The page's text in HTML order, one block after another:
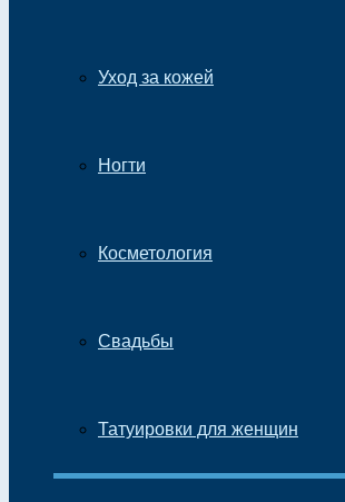
Уход за кожей
Ногти
Косметология
Свадьбы
Татуировки для женщин